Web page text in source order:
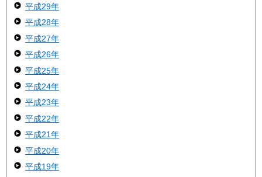
平成29年
平成28年
平成27年
平成26年
平成25年
平成24年
平成23年
平成22年
平成21年
平成20年
平成19年